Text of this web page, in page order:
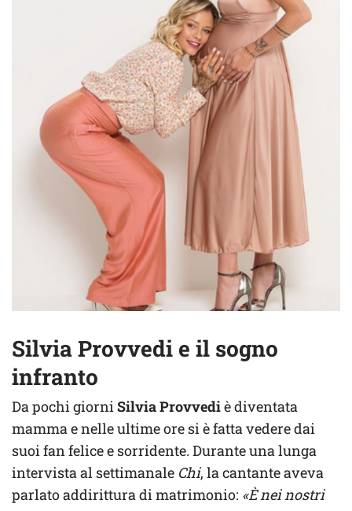
Silvia Provvedi e il sogno
infranto
Da pochi giorniSilvia Provvediè diventata
mamma e nelle ultime ore si è fatta vedere dai
suoi fan felice e sorridente. Durante una lunga
intervista al settimanale Chi, la cantante aveva
parlato addirittura di matrimonio: «È nei nostri